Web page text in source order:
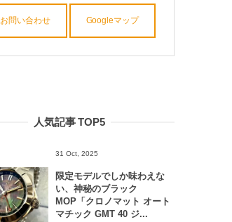
お問い合わせ Googleマップ
人気記事 TOP5
31 Oct, 2025
限定モデルでしか味わえな
い、神秘のブラック
MOP「クロノマット オート
マチック GMT 40 ジ...